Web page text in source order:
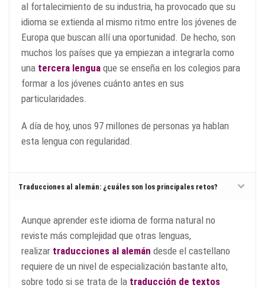
al fortalecimiento de su industria, ha provocado que su
idioma se extienda al mismo ritmo entre los jóvenes de
Europa que buscan allí una oportunidad. De hecho, son
muchos los países que ya empiezan a integrarla como
una tercera lengua que se enseña en los colegios para
formar a los jóvenes cuánto antes en sus
particularidades.
A día de hoy, unos 97 millones de personas ya hablan
esta lengua con regularidad.
Traducciones al alemán: ¿cuáles son los principales retos?
Aunque aprender este idioma de forma natural no
reviste más complejidad que otras lenguas,
realizar traducciones al alemán desde el castellano
requiere de un nivel de especialización bastante alto,
sobre todo si se trata de la traducción de textos